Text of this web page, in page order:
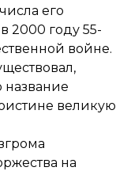
его
2000 году 55-
войне.
название
великую
на